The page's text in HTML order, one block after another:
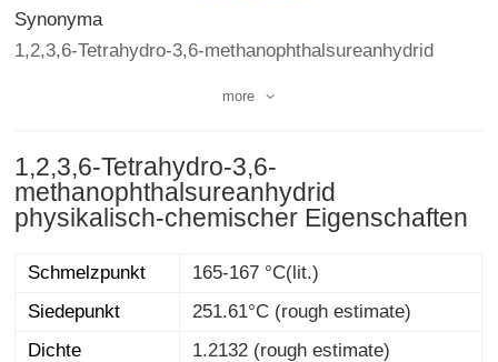
Synonyma
1,2,3,6-Tetrahydro-3,6-methanophthalsureanhydrid
more
1,2,3,6-Tetrahydro-3,6-
methanophthalsureanhydrid
physikalisch-chemischer Eigenschaften
Schmelzpunkt
165-167 °C(lit.)
Siedepunkt
251.61°C (rough estimate)
Dichte
1.2132 (rough estimate)